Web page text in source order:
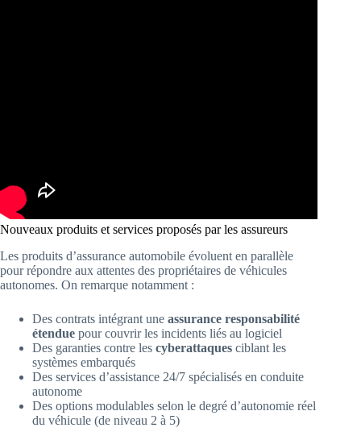
Nouveaux produits et services proposés par les assureurs
Les produits d’assurance automobile évoluent en parallèle
pour répondre aux attentes des propriétaires de véhicules
autonomes. On remarque notamment :
Des contrats intégrant une assurance responsabilité
étendue pour couvrir les incidents liés au logiciel
Des garanties contre les cyberattaques ciblant les
systèmes embarqués
Des services d’assistance 24/7 spécialisés en conduite
autonome
Des options modulables selon le degré d’autonomie réel
du véhicule (de niveau 2 à 5)